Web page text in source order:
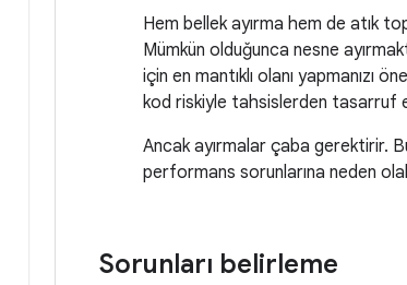
Hem bellek ayırma hem de atık
Mümkün olduğunca nesne
için en mantıklı olanı yapmanızı
kod riskiyle tahsislerden tasarruf
Ancak ayırmalar çaba gerektirir.
performans sorunlarına neden
Sorunları belirleme